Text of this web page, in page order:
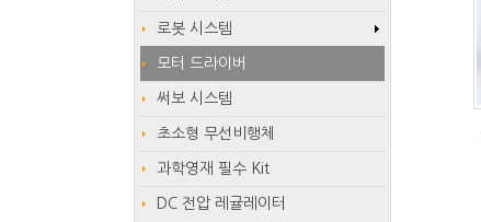
로봇 시스템
모터 드라이버
써보 시스템
초소형 무선비행체
과학영재 필수 Kit
DC 전압 레귤레이터